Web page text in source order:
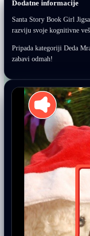
Dodatne informacije
Santa Story Book Girl
razviju svoje kognitivne
Pripada kategoriji Deda
zabavi odmah!